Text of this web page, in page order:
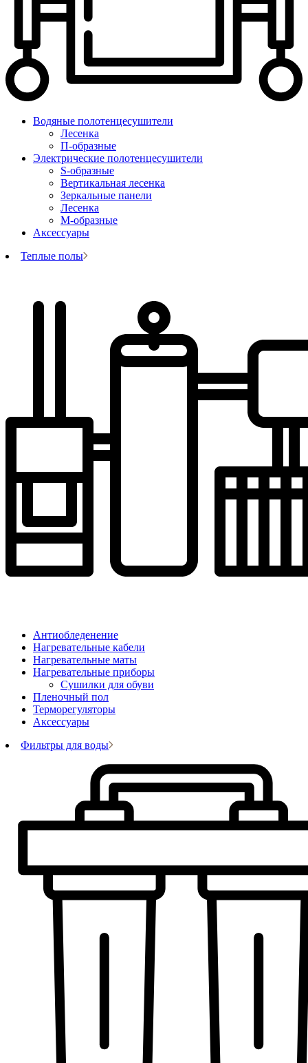
Водяные полотенцесушители
Лесенка
П-образные
Электрические полотенцесушители
S-образные
Вертикальная лесенка
Зеркальные панели
Лесенка
М-образные
Аксессуары
Теплые полы
Антиобледенение
Нагревательные кабели
Нагревательные маты
Нагревательные приборы
Сушилки для обуви
Пленочный пол
Терморегуляторы
Аксессуары
Фильтры для воды